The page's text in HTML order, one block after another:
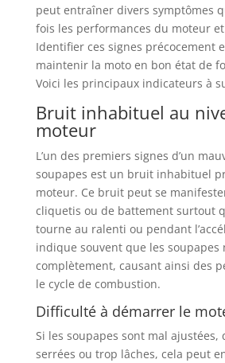
peut entraîner divers symptômes
fois les performances du moteur
Identifier ces signes précocement
maintenir la moto en bon état de
Voici les principaux indicateurs à
Bruit inhabituel au
moteur
L’un des premiers signes d’un
soupapes est un bruit inhabituel
moteur. Ce bruit peut se
cliquetis ou de battement surtout
tourne au ralenti ou pendant
indique souvent que les soupapes
complètement, causant ainsi des
le cycle de combustion.
Difficulté à démarrer le
Si les soupapes sont mal ajustées,
serrées ou trop lâches, cela peut